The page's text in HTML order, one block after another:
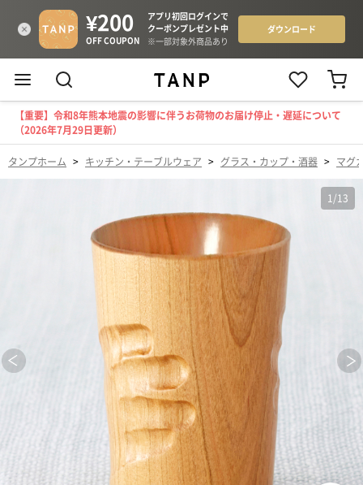
【重要】令和8年熊本地震の影響に伴うお荷物のお届け停止・遅延について
（2026年7月29日更新）
タンプホーム > キッチン・テーブルウェア > グラス・カップ・酒器 > マグ
1 /13